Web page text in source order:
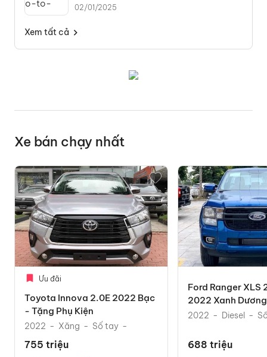
02/01/2025
Xem tất cả
Xe bán chạy nhất
Ưu đãi
Toyota Innova 2.0E 2022 Bạc
- Tặng Phụ Kiện
2022 Xăng Số tay
755 triệu
Ford Ranger XLS
2022 Xanh
Mãi Phụ Kiện
2022 Diesel
688 triệu